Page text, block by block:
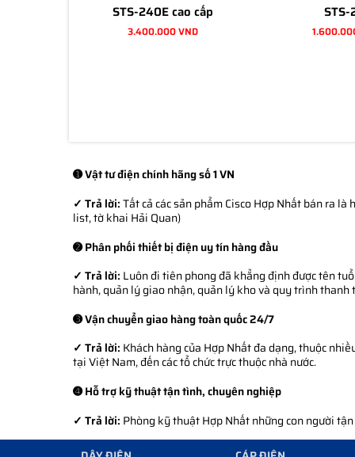
STS-240E cao cấp
3.400.000 VND
STS-
➊ Vật tư điện chính hãng số 1 VN
✓ Trả lời:Tất cả các sản phẩm Cisco Hợp Nhất bán ra
list, tờ khai Hải Quan)
➋ Phân phối thiết bị điện uy tín hàng đầu
✓ Trả lời: Luôn đi tiên phong đã khẳng định được tên
hành, quản lý giao nhận, quản lý kho và quy trình
➌ Vận chuyển giao hàng toàn quốc 24/7
✓ Trả lời: Khách hàng của Hợp Nhất đa dạng, thuộc
tại Việt Nam, đến các tổ chức trực thuộc nhà nước.
➍ Hỗ trợ kỹ thuật tận tình, chuyên nghiệp
✓ Trả lời: Phòng kỹ thuật Hợp Nhất những con người